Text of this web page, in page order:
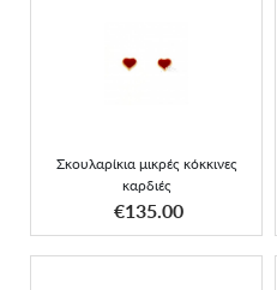
Σκουλαρίκια μικρές κόκκινες
καρδιές
€135.00
Σκουλαρίκια μικρές
κόκκινες καρδιές
ΑΠΟΚΤΗΣΕ ΤΟ